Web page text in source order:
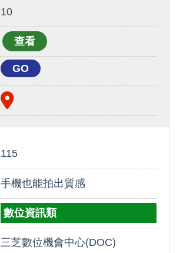
10
GO
115
手機也能拍出質感
數位資訊類
三芝數位機會中心(DOC)